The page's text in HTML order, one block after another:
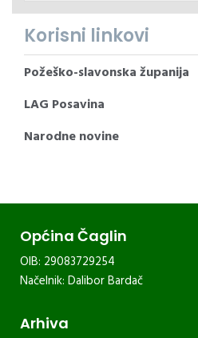
Korisni linkovi
Požeško-slavonska županija
LAG Posavina
Narodne novine
Općina Čaglin
OIB: 29083729254
Načelnik: Dalibor Bardač
Arhiva